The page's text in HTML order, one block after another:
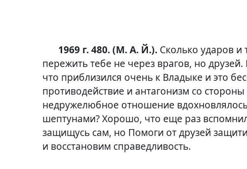
1969 г. 480. (М. А. Й.). Сколько ударов
пережить тебе не через врагов, но
что приблизился очень к Владыке и это
противодействие и антагонизм со
недружелюбное отношение
шептунами? Хорошо, что еще раз
защищусь сам, но Помоги от друзей
и восстановим справедливость.